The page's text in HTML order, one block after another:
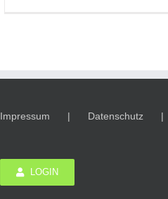
Impressum Datenschutz
LOGIN